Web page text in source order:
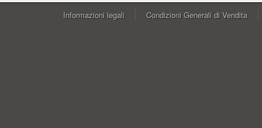
Informazioni legali Condizioni Generali di Vendita